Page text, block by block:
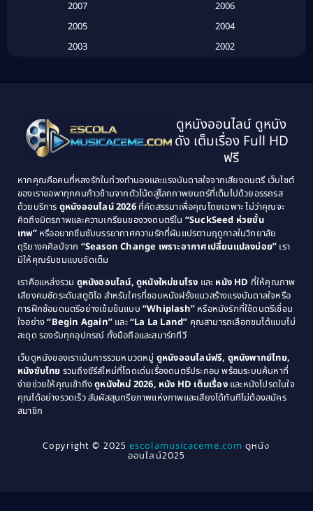
(134)
Classic หนังคลาสสิก(21)
Classic หนังคลาสสิก(25)
Comedy ตลก(46)
Comedy ตลก(515)
Coming of Age ก้าวพ้นวัย(1)
Coming-of-Age(3)
Community(1)
Crime อาชญากรรม(78)
Cult Film(4)
2007
2006
2005
2004
2003
2002
1995
1994
1993
1992
1989
1988
1987
1986
1985
1984
1983
1982
1979
1978
1976
1975
1974
1971
1970
1969
1968
1964
1963
1940
ดูหนังออนไลน์ ดูหนัง
ดัง เต็มเรื่อง Full HD
ฟรี
หากคุณคือคนที่หลงรักในท่วงทำนองและแรงบันดาลใจจากเสียงดนตรี เว็บไซต์
ของเราขอพาทุกคนก้าวข้ามจากตัวโน้ตสู่โลกภาพยนตร์ที่เต็มไปด้วยอรรถรส
ด้วยบริการ ดูหนังออนไลน์ 2026ที่คัดสรรมาเพื่อคุณโดยเฉพาะ ไม่ว่าคุณจะ
คิดถึงมิตรภาพและความเกรียนของวงดนตรีใน “SuckSeed ห่วยขั้น
เทพ”หรืออยากซึมซับบรรยากาศความรักที่ผันแปรตามฤดูกาลในวิทยาลัย
ดุริยางคศิลป์จาก “Season Change เพราะอากาศเปลี่ยนแปลงบ่อย” เรา
มีให้คุณรับชมแบบจัดเต็ม
เราคือแหล่งรวม ดูหนังออนไลน์, ดูหนังใหม่ชนโรง และ หนัง HD ที่ให้คุณภาพ
เสียงคมชัดระดับสตูดิโอ สำหรับใครที่ชอบหนังฝรั่งแนวสร้างแรงบันดาลใจหรือ
การฝึกซ้อมดนตรีอย่างเข้มข้นแบบ “Whiplash” หรือหนังรักที่ใช้ดนตรีเชื่อม
ใจอย่าง“Begin Again” และ“La La Land” คุณสามารถเลือกชมได้แบบไม่
สะดุด รองรับทุกอุปกรณ์ ทั้งมือถือและสมาร์ททีวี
เว็บดูหนังของเราเน้นการรวมหมวดหมู่ ดูหนังออนไลน์ฟรี, ดูหนังพากย์ไทย,
หนังซับไทย รวมถึงซีรีส์ใหม่ที่โดดเด่นเรื่องดนตรีประกอบ พร้อมระบบค้นหาที่
ง่ายช่วยให้คุณเข้าถึงดูหนังใหม่ 2026, หนัง HD เต็มเรื่องและหนังโปรดในใจ
คุณได้อย่างรวดเร็ว สัมผัสสุนทรียภาพแห่งภาพและเสียงได้ทันทีไม่ต้องสมัคร
สมาชิก
Copyright © 2025escolamusicaceme.com ดูหนัง
ออนไลน์2025